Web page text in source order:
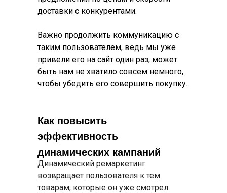
доставки с конкурентами.
Важно продолжить коммуникацию с
таким пользователем, ведь мы уже
привели его на сайт один раз, может
быть нам не хватило совсем немного,
чтобы убедить его совершить покупку.
Как повысить
эффективность
динамических кампаний
Динамический ремаркетинг
возвращает пользователя к тем
товарам, которые он уже смотрел.